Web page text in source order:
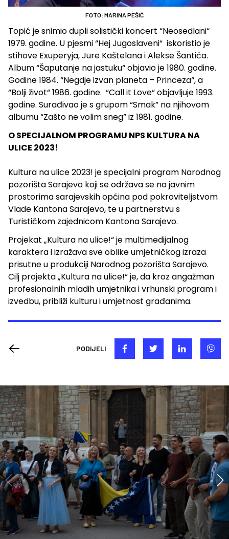
FOTO: MARINA PEŠIĆ
Topić je snimio dupli solistički koncert “Neosedlani“
1979. godine. U pjesmi “Hej Jugoslaveni“ iskoristio je
stihove Exuperyja, Jure Kaštelana i Alekse Šantića.
Album “Šaputanje na jastuku“ objavio je 1980. godine.
Godine 1984. “Negdje izvan planeta – Princeza“, a
“Bolji život“ 1986. godine. “Call it Love“ objavljuje 1993.
godine. Surađivao je s grupom “Smak” na njihovom
albumu “Zašto ne volim sneg” iz 1981. godine.
O SPECIJALNOM PROGRAMU NPS KULTURA NA
ULICE 2023!
Kultura na ulice 2023! je specijalni program Narodnog
pozorišta Sarajevo koji se održava se na javnim
prostorima sarajevskih općina pod pokroviteljstvom
Vlade Kantona Sarajevo, te u partnerstvu s
Turističkom zajednicom Kantona Sarajevo.
Projekat „Kultura na ulice!“ je multimedijalnog
karaktera i izražava sve oblike umjetničkog izraza
prisutne u produkciji Narodnog pozorišta Sarajevo.
Cilj projekta „Kultura na ulice!“ je, da kroz angažman
profesionalnih mladih umjetnika i vrhunski program i
izvedbu, približi kulturu i umjetnost građanima.
PODIJELI